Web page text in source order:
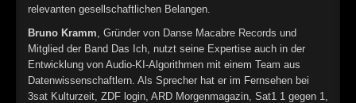
relevanten gesellschaftlichen Belangen.
Bruno Kramm , Gründer von Danse Macabre Records und
Mitglied der Band Das Ich, nutzt seine Expertise auch in der
Entwicklung von Audio-KI-Algorithmen mit einem Team aus
Datenwissenschaftlern. Als Sprecher hat er im Fernsehen bei
3sat Kulturzeit, ZDF login, ARD Morgenmagazin, Sat1 1 gegen 1,